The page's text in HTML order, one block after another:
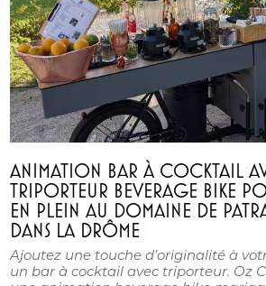
ANIMATION BAR À COCKTAIL
TRIPORTEUR BEVERAGE BIKE
EN PLEIN AU DOMAINE DE
DANS LA DRÔME
Ajoutez une touche d’originalité à
un bar à cocktail avec triporteur. Oz